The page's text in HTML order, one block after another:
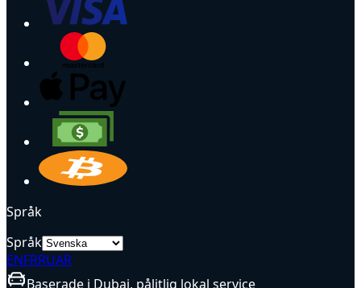
Språk
Språk
ENFRRUAR
Baserade i Dubai, pålitlig lokal service